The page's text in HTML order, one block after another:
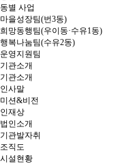
동별 사업
마을성장팀(번3동)
희망동행팀(우이동·수유1동)
행복나눔팀(수유2동)
운영지원팀
기관소개
기관소개
인사말
미션&비전
인재상
법인소개
기관발자취
조직도
시설현황